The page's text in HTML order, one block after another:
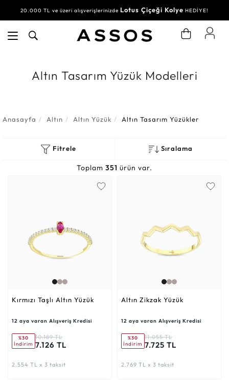
20.000 TL ve üzeri alışverişlerinizde Lotus Çiçeği Kolye HEDİYE!
Altın Tasarım Yüzük Modelleri
Anasayfa Altın Altın Yüzük Altın Tasarım Yüzükler
Fitrele Sıralama
Toplam 351 ürün var.
Kırmızı Taşlı Altın Yüzük
12 aya varan Alışveriş Kredisi
%30
İndirim
10.189 TL
7.126 TL
2.554 TL x 3 taksit
Altın Zikzak Yüzük
12 aya varan Alışveriş Kredisi
%30
İndirim
11.055 TL
7.725 TL
2.769 TL x 3 taksit